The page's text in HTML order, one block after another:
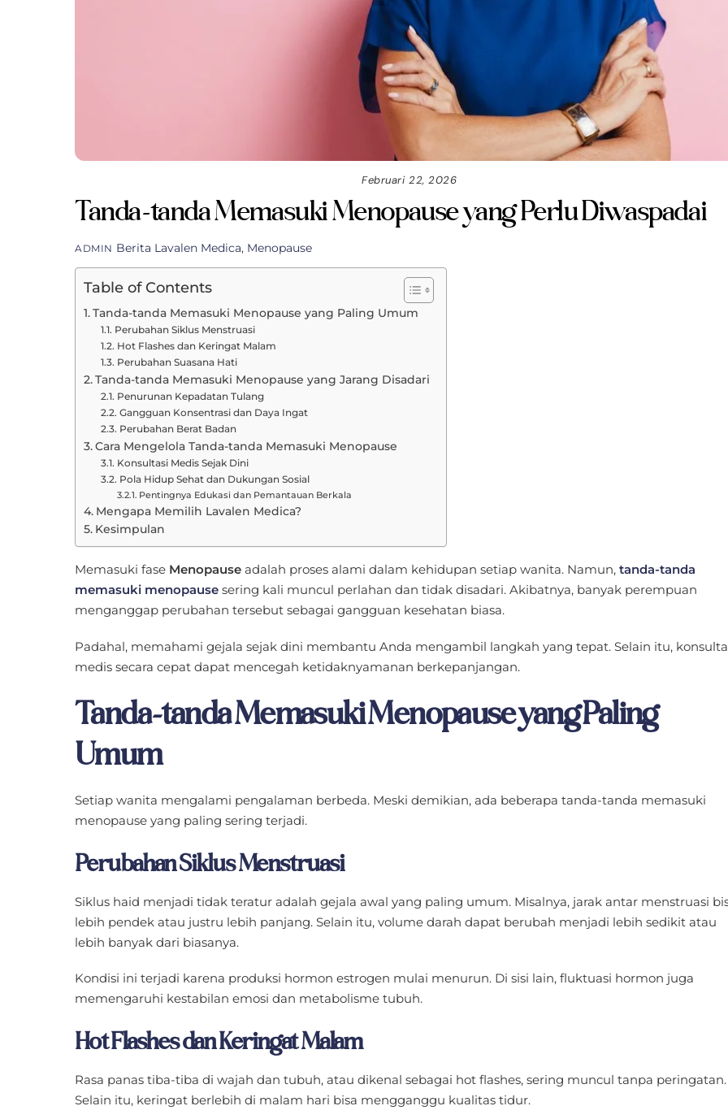
Februari 22, 2026
Tanda-tanda Memasuki Menopause yang Perlu Diwaspadai
ADMIN Berita Lavalen Medica, Menopause
Table of Contents
Tanda-tanda Memasuki Menopause yang Paling Umum
Perubahan Siklus Menstruasi
Hot Flashes dan Keringat Malam
Perubahan Suasana Hati
Tanda-tanda Memasuki Menopause yang Jarang Disadari
Penurunan Kepadatan Tulang
Gangguan Konsentrasi dan Daya Ingat
Perubahan Berat Badan
Cara Mengelola Tanda-tanda Memasuki Menopause
Konsultasi Medis Sejak Dini
Pola Hidup Sehat dan Dukungan Sosial
Pentingnya Edukasi dan Pemantauan Berkala
Mengapa Memilih Lavalen Medica?
Kesimpulan
Memasuki fase Menopause adalah proses alami dalam kehidupan setiap wanita. Namun, tanda-tanda
memasuki menopause sering kali muncul perlahan dan tidak disadari. Akibatnya, banyak perempuan
menganggap perubahan tersebut sebagai gangguan kesehatan biasa.
Padahal, memahami gejala sejak dini membantu Anda mengambil langkah yang tepat. Selain itu,
medis secara cepat dapat mencegah ketidaknyamanan berkepanjangan.
Tanda-tanda Memasuki Menopause yang Paling
Umum
Setiap wanita mengalami pengalaman berbeda. Meski demikian, ada beberapa tanda-tanda memasuki
menopause yang paling sering terjadi.
Perubahan Siklus Menstruasi
Siklus haid menjadi tidak teratur adalah gejala awal yang paling umum. Misalnya, jarak antar menstruasi
lebih pendek atau justru lebih panjang. Selain itu, volume darah dapat berubah menjadi lebih sedikit atau
lebih banyak dari biasanya.
Kondisi ini terjadi karena produksi hormon estrogen mulai menurun. Di sisi lain, fluktuasi hormon juga
memengaruhi kestabilan emosi dan metabolisme tubuh.
Hot Flashes dan Keringat Malam
Rasa panas tiba-tiba di wajah dan tubuh, atau dikenal sebagai hot flashes, sering muncul tanpa peringatan.
Selain itu, keringat berlebih di malam hari bisa mengganggu kualitas tidur.